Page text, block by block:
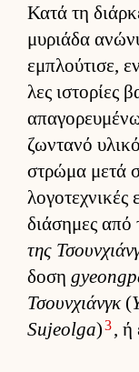
Κατά τη
μυριάδα
εμπλού­τισε,
λες ιστορίες
ζωντανό
στρώμα μετά
λογοτεχνικές
διάσημες από
της
δοση
Τσουν­χιάνγκ(
Sujeolga)3, ή